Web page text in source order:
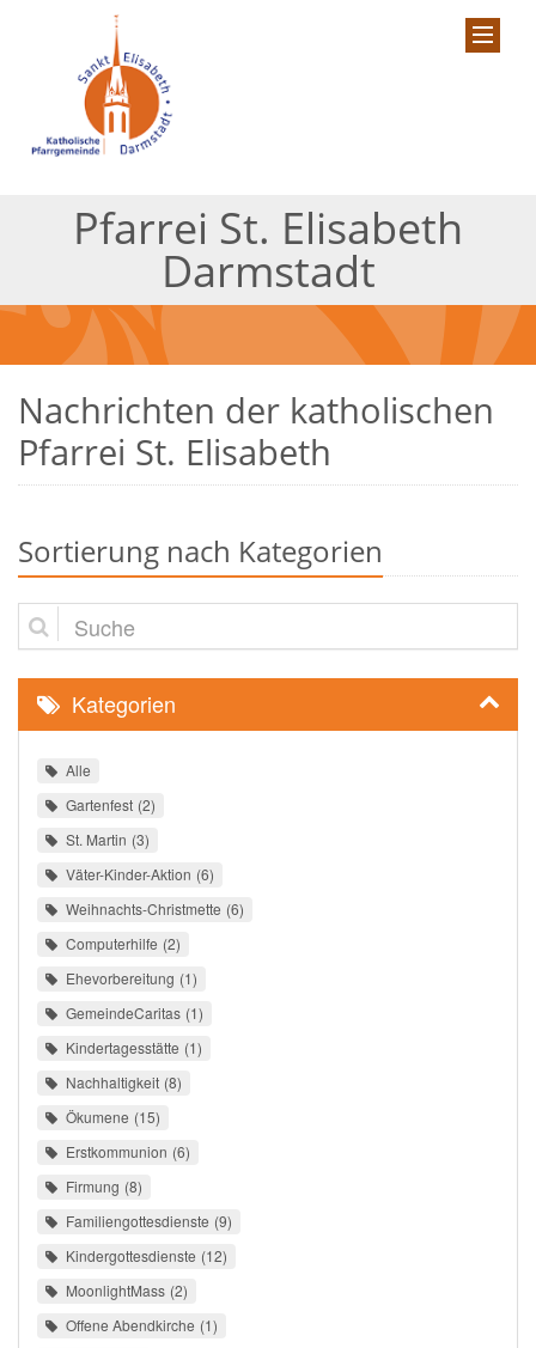
Pfarrei St. Elisabeth
Darmstadt
Nachrichten der katholischen
Pfarrei St. Elisabeth
Sortierung nach Kategorien
Suche
Kategorien
Alle
Gartenfest 2
St. Martin 3
Väter-Kinder-Aktion 6
Weihnachts-Christmette 6
Computerhilfe 2
Ehevorbereitung 1
GemeindeCaritas 1
Kindertagesstätte 1
Nachhaltigkeit 8
Ökumene 15
Erstkommunion 6
Firmung 8
Familiengottesdienste 9
Kindergottesdienste 12
MoonlightMass 2
Offene Abendkirche 1